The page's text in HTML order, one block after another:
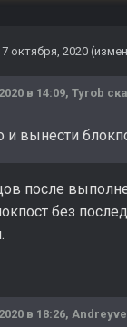
7 октября, 2020
в 14:09, Tyrob
вынести
после
без
в 18:26,